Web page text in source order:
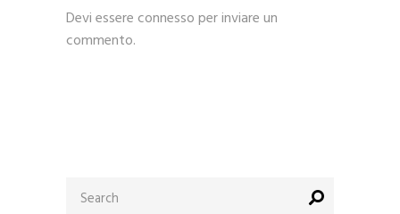
Devi essere connessoper inviare un
commento.
for: